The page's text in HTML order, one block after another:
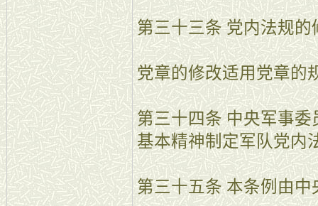
第三十三条 党内法规
党章的修改适用党章的
第三十四条 中央军事
基本精神制定军队党内
第三十五条 本条例由